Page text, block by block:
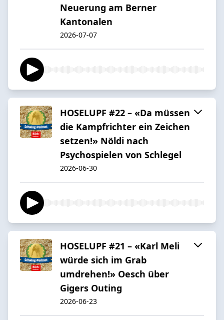
Neuerung am Berner
Kantonalen
2026-07-07
HOSELUPF #22 – «Da müssen
die Kampfrichter ein Zeichen
setzen!» Nöldi nach
Psychospielen von Schlegel
2026-06-30
HOSELUPF #21 – «Karl Meli
würde sich im Grab
umdrehen!» Oesch über
Gigers Outing
2026-06-23